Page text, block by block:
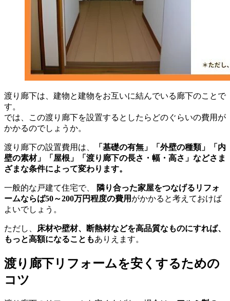
渡り廊下は、建物と建物をお互いに結んでいる廊下のことで
す。
では、この渡り廊下を設置するとしたらどのぐらいの費用が
かかるのでしょうか。
渡り廊下の設置費用は、
「基礎の有無」「外壁の種類」「内
壁の素材」「屋根」「渡り廊下の長さ・幅・高さ」などさま
ざまな条件によって変わります。
一般的な戸建て住宅で、
隣り合った家屋をつなげるリフォ
ームならば50～200万円程度の費用 がかかると考えておけば
よいでしょう。
ただし、
床材や壁材、断熱材などを高品質なものにすれば、
もっと高額になることもありえます。
渡り廊下リフォームを安くするための
コツ